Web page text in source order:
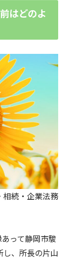
はどのよ
相続・企業法務
って静岡市駿
し、所長の片山